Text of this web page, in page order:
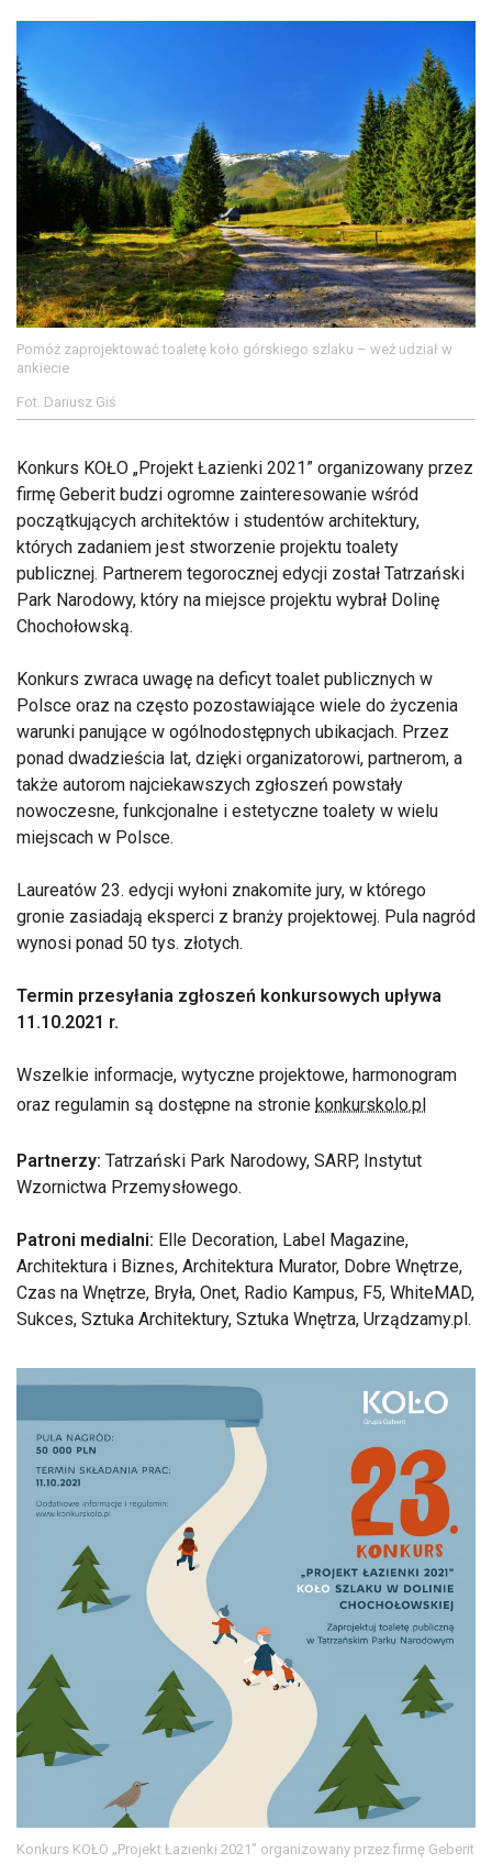
Pomóż zaprojektować toaletę koło górskiego szlaku – weź udział w
ankiecie
Fot. Dariusz Giś
Konkurs KOŁO „Projekt Łazienki 2021” organizowany przez
firmę Geberit budzi ogromne zainteresowanie wśród
początkujących architektów i studentów architektury,
których zadaniem jest stworzenie projektu toalety
publicznej. Partnerem tegorocznej edycji został Tatrzański
Park Narodowy, który na miejsce projektu wybrał Dolinę
Chochołowską.
Konkurs zwraca uwagę na deficyt toalet publicznych w
Polsce oraz na często pozostawiające wiele do życzenia
warunki panujące w ogólnodostępnych ubikacjach. Przez
ponad dwadzieścia lat, dzięki organizatorowi, partnerom, a
także autorom najciekawszych zgłoszeń powstały
nowoczesne, funkcjonalne i estetyczne toalety w wielu
miejscach w Polsce.
Laureatów 23. edycji wyłoni znakomite jury, w którego
gronie zasiadają eksperci z branży projektowej. Pula nagród
wynosi ponad 50 tys. złotych.
Termin przesyłania zgłoszeń konkursowych upływa
11.10.2021 r.
Wszelkie informacje, wytyczne projektowe, harmonogram
oraz regulamin są dostępne na stronie konkurskolo.pl
Partnerzy: Tatrzański Park Narodowy, SARP, Instytut
Wzornictwa Przemysłowego.
Patroni medialni: Elle Decoration, Label Magazine,
Architektura i Biznes, Architektura Murator, Dobre Wnętrze,
Czas na Wnętrze, Bryła, Onet, Radio Kampus, F5, WhiteMAD,
Sukces, Sztuka Architektury, Sztuka Wnętrza, Urządzamy.pl.
Konkurs KOŁO „Projekt Łazienki 2021” organizowany przez firmę Geberit